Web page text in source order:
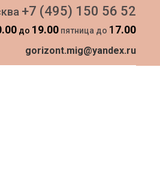
+7 (495) 150 56 52
до 19.00 пятница до 17.00
gorizont.mig@yandex.ru